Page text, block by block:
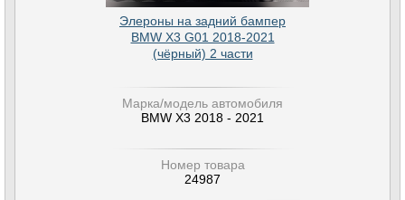
Элероны на задний бампер
BMW X3 G01 2018-2021
(чёрный) 2 части
Марка/модель автомобиля
BMW X3 2018 - 2021
Номер товара
24987